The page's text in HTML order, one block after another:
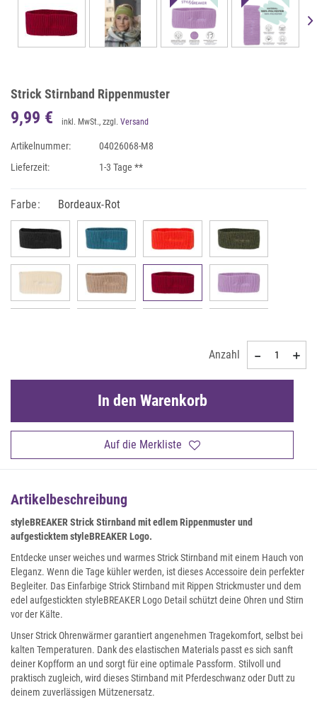
Strick Stirnband Rippenmuster
9,99 € inkl. MwSt., zzgl. Versand
Artikelnummer:
04026068-M8
Lieferzeit:
1-3 Tage **
Farbe: Bordeaux-Rot
Anzahl
Auf die Merkliste
In den Warenkorb
Artikelbeschreibung
styleBREAKER Strick Stirnband mit edlem Rippenmuster und
aufgesticktem styleBREAKER Logo.
Entdecke unser weiches und warmes Strick Stirnband mit einem Hauch von
Eleganz. Wenn die Tage kühler werden, ist dieses Accessoire dein perfekter
Begleiter. Das Einfarbige Strick Stirnband mit Rippen Strickmuster und dem
edel aufgestickten styleBREAKER Logo Detail schützt deine Ohren und Stirn
vor der Kälte.
Unser Strick Ohrenwärmer garantiert angenehmen Tragekomfort, selbst bei
kalten Temperaturen. Dank des elastischen Materials passt es sich sanft
deiner Kopfform an und sorgt für eine optimale Passform. Stilvoll und
praktisch zugleich, wird dieses Stirnband mit Pferdeschwanz oder Dutt zu
deinem zuverlässigen Mützenersatz.